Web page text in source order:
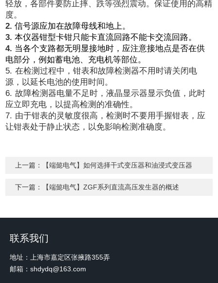
轻放，各部件要防止摔、跌等强烈震动。保证使用的高精
度。
2.信号源应加在故障母线和地上。
3.本仪器钳型卡钳只能卡直流回路不能卡交流回路。
4. 当各个支路都无明显接地时，应注意接地点是否在供
电部分，例如蓄电池、充电机等部位。
5. 在检测过程中，钳表和故障检测器不用时请关闭电
源，以延长电池的使用时间。
6. 故障检测器电量不足时，液晶显示器显示负值，此时
应立即充电，以提高检测的准确性。
7. 由于钳表的灵敏度很高，检测时不要用手握钳表，应
让钳表处于静止状态，以免影响检测准确度。
上一篇： 【端懿电气】如何选择干式变压器和油浸式变压器
下一篇： 【端懿电气】ZGF系列直流高压发生器的概述
联系我们
地址：上海市嘉定区张掖路355弄
邮箱：shdydq@163.com